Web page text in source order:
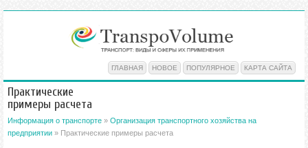
ГЛАВНАЯ НОВОЕ ПОПУЛЯРНОЕ КАРТА САЙТА
Практические
примеры расчета
Информация о транспорте » Организация транспортного хозяйства на
предприятии » Практические примеры расчета